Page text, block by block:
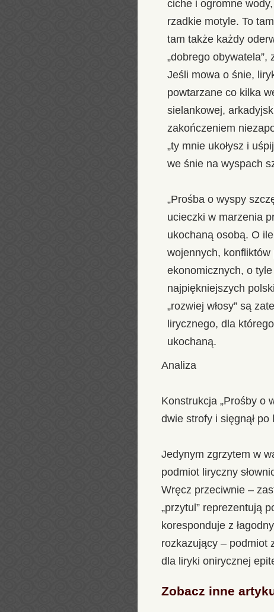
ciche i ogromne
rzadkie motyle. To
tam także każdy
„dobrego
Jeśli mowa o śnie,
powtarzane co kilka
sielankowej,
zakończeniem
„ty mnie ukołysz i
we śnie na wyspach
„Prośba o wyspy
ucieczki w marzenia
ukochaną osobą. O
wojennych,
ekonomicznych, o
najpiękniejszych
„rozwiej włosy” są
lirycznego, dla
ukochaną.
Analiza
Konstrukcja „Prośby o
dwie strofy i sięgnął
Jedynym zgrzytem w
podmiot liryczny
Wręcz przeciwnie –
„przytul” reprezentują
koresponduje z
rozkazujący – podmiot
dla liryki onirycznej
Zobacz inne